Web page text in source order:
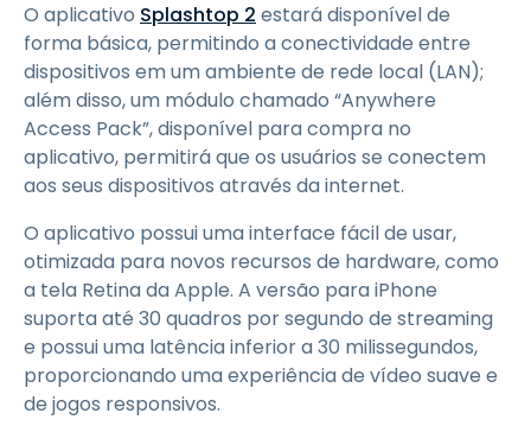
O aplicativo Splashtop 2 estará disponível de
forma básica, permitindo a conectividade entre
dispositivos em um ambiente de rede local (LAN);
além disso, um módulo chamado “Anywhere
Access Pack”, disponível para compra no
aplicativo, permitirá que os usuários se conectem
aos seus dispositivos através da internet.
O aplicativo possui uma interface fácil de usar,
otimizada para novos recursos de hardware, como
a tela Retina da Apple. A versão para iPhone
suporta até 30 quadros por segundo de streaming
e possui uma latência inferior a 30 milissegundos,
proporcionando uma experiência de vídeo suave e
de jogos responsivos.